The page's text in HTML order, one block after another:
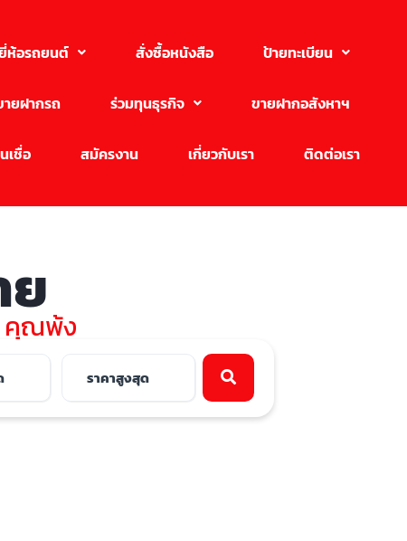
ห้อรถยนต์ สั่งซื้อหนังสือ ป้ายทะเบียน
ยฝากรถ ร่วมทุนธุรกิจ ขายฝากอสังหาฯ
เชื่อ สมัครงาน เกี่ยวกับเรา ติดต่อเรา
คุณพ้ง